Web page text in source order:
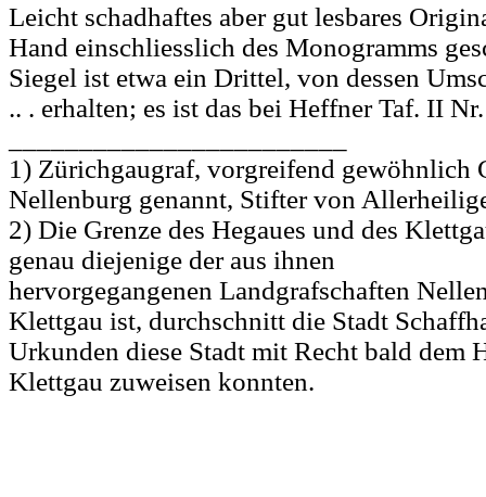
Leicht schadhaftes aber gut lesbares
Hand einschliesslich des Monogramms
Siegel ist etwa ein Drittel, von dessen
.. . erhalten; es ist das bei Heffner Taf. II
1) Zürichgaugraf, vorgreifend gewöhnlich
Nellenburg genannt, Stifter von
2) Die Grenze des Hegaues und des
genau diejenige der aus ihnen
hervorgegangenen Landgrafschaften
Klettgau ist, durchschnitt die Stadt
Urkunden diese Stadt mit Recht bald dem
Klettgau zuweisen konnten.